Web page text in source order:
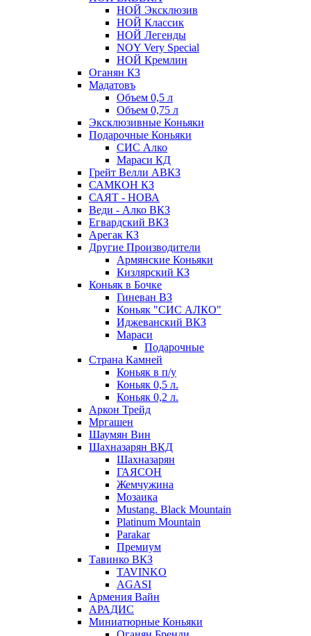
НОЙ Эксклюзив
НОЙ Классик
НОЙ Легенды
NOY Very Speсial
НОЙ Кремлин
Оганян КЗ
Мадатовъ
Объем 0,5 л
Объем 0,75 л
Эксклюзивные Коньяки
Подарочные Коньяки
СИС Алко
Мараси КД
Грейт Велли АВКЗ
САМКОН КЗ
САЯТ - НОВА
Веди - Алко ВКЗ
Егвардский ВКЗ
Арегак КЗ
Другие Производители
Армянские Коньяки
Кизлярский КЗ
Коньяк в Бочке
Гиневан ВЗ
Коньяк "СИС АЛКО"
Иджеванский ВКЗ
Мараси
Подарочные
Страна Камней
Коньяк в п/у
Коньяк 0,5 л.
Коньяк 0,2 л.
Аркон Трейд
Мргашен
Шаумян Вин
Шахназарян ВКД
Шахназарян
ГАЯСОН
Жемчужина
Мозаика
Mustang. Black Mountain
Platinum Mountain
Parakar
Премиум
Тавинко ВКЗ
TAVINKO
AGASI
Армения Вайн
АРАДИС
Миниатюрные Коньяки